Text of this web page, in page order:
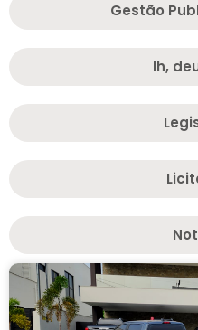
Gestão
Ih,